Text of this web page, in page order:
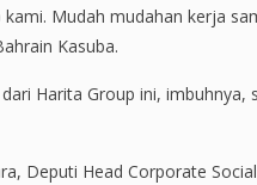
kami. Mudah mudahan kerja
Kasuba.
Harita Group ini,
Deputi Head Corporate